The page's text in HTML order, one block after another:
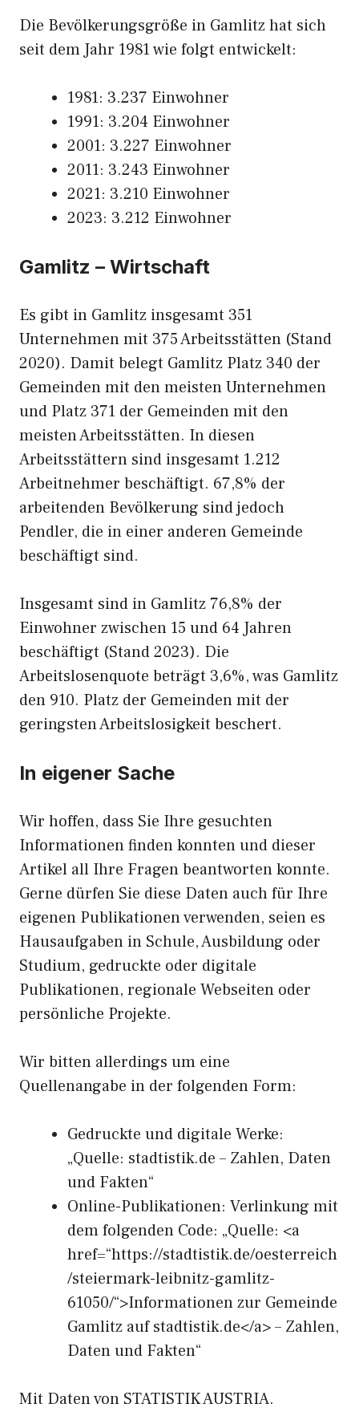
Die Bevölkerungsgröße in Gamlitz hat sich
seit dem Jahr 1981 wie folgt entwickelt:
1981: 3.237 Einwohner
1991: 3.204 Einwohner
2001: 3.227 Einwohner
2011: 3.243 Einwohner
2021: 3.210 Einwohner
2023: 3.212 Einwohner
Gamlitz – Wirtschaft
Es gibt in Gamlitz insgesamt 351
Unternehmen mit 375 Arbeitsstätten (Stand
2020). Damit belegt Gamlitz Platz 340 der
Gemeinden mit den meisten Unternehmen
und Platz 371 der Gemeinden mit den
meisten Arbeitsstätten. In diesen
Arbeitsstättern sind insgesamt 1.212
Arbeitnehmer beschäftigt. 67,8% der
arbeitenden Bevölkerung sind jedoch
Pendler, die in einer anderen Gemeinde
beschäftigt sind.
Insgesamt sind in Gamlitz 76,8% der
Einwohner zwischen 15 und 64 Jahren
beschäftigt (Stand 2023). Die
Arbeitslosenquote beträgt 3,6%, was Gamlitz
den 910. Platz der Gemeinden mit der
geringsten Arbeitslosigkeit beschert.
In eigener Sache
Wir hoffen, dass Sie Ihre gesuchten
Informationen finden konnten und dieser
Artikel all Ihre Fragen beantworten konnte.
Gerne dürfen Sie diese Daten auch für Ihre
eigenen Publikationen verwenden, seien es
Hausaufgaben in Schule, Ausbildung oder
Studium, gedruckte oder digitale
Publikationen, regionale Webseiten oder
persönliche Projekte.
Wir bitten allerdings um eine
Quellenangabe in der folgenden Form:
Gedruckte und digitale Werke:
„Quelle: stadtistik.de – Zahlen, Daten
und Fakten“
Online-Publikationen: Verlinkung mit
dem folgenden Code: „Quelle: <a
href=“https://stadtistik.de/oesterreich
/steiermark-leibnitz-gamlitz-
61050/“>Informationen zur Gemeinde
Gamlitz auf stadtistik.de</a> – Zahlen,
Daten und Fakten“
Mit Daten von STATISTIK AUSTRIA.